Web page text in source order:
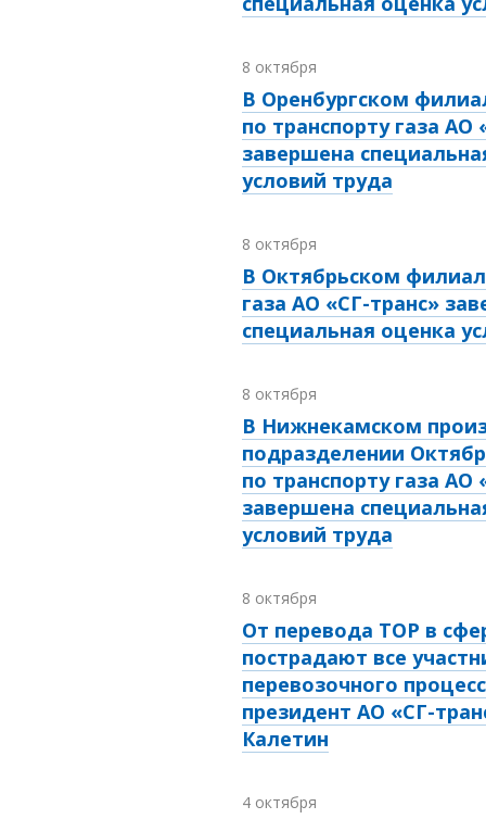
8 октября
В Оренбургском
по транспорту газа АО
завершена
условий труда
8 октября
В Октябрьском
газа АО «СГ-транс»
специальная оценка
8 октября
В Нижнекамском
подразделении
по транспорту газа АО
завершена
условий труда
8 октября
От перевода ТОР в
пострадают все
перевозочного
президент АО «СГ-
Калетин
4 октября